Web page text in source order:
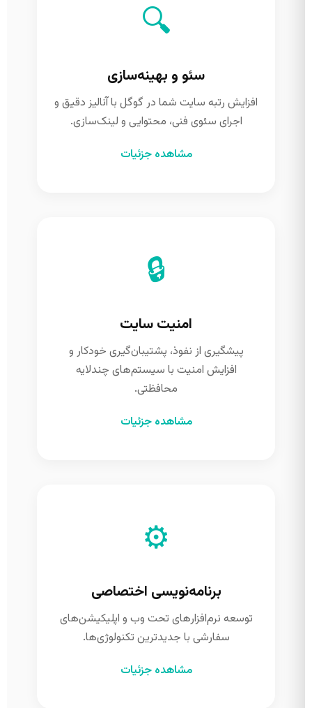
🔍
سئو و بهینه‌سازی
افزایش رتبه سایت شما در گوگل با آنالیز دقیق و
اجرای سئوی فنی، محتوایی و لینک‌سازی.
مشاهده جزئیات
🔒
امنیت سایت
پیشگیری از نفوذ، پشتیبان‌گیری خودکار و
افزایش امنیت با سیستم‌های چندلایه
محافظتی.
مشاهده جزئیات
⚙️
برنامه‌نویسی اختصاصی
توسعه نرم‌افزارهای تحت وب و اپلیکیشن‌های
سفارشی با جدیدترین تکنولوژی‌ها.
مشاهده جزئیات